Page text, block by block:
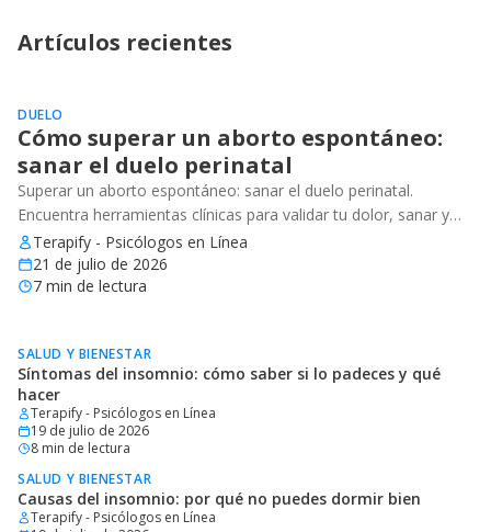
Artículos recientes
DUELO
Cómo superar un aborto espontáneo:
sanar el duelo perinatal
Superar un aborto espontáneo: sanar el duelo perinatal.
Encuentra herramientas clínicas para validar tu dolor, sanar y
recuperar tu bienestar emocional.
Terapify - Psicólogos en Línea
21 de julio de 2026
7 min de lectura
SALUD Y BIENESTAR
Síntomas del insomnio: cómo saber si lo padeces y qué
hacer
Terapify - Psicólogos en Línea
19 de julio de 2026
8 min de lectura
SALUD Y BIENESTAR
Causas del insomnio: por qué no puedes dormir bien
Terapify - Psicólogos en Línea